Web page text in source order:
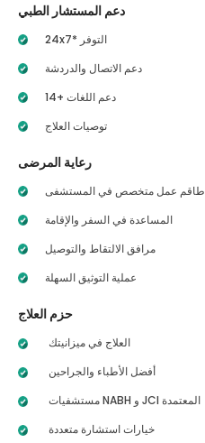
دعم المستشار الطبي
24x7* التوفر
دعم الاتصال والدردشة
14+ دعم اللغات
توصيات العلاج
رعاية المرضى
طاقم عمل متخصص في المستشفى
المساعدة في السفر والإقامة
مرافق الالتقاط والتوصيل
عملية التوثيق السهلة
حزم العلاج
العلاج في ميزانيتك
أفضل الأطباء والجراحين
مستشفيات NABH و JCI المعتمدة
خيارات استشارة متعددة